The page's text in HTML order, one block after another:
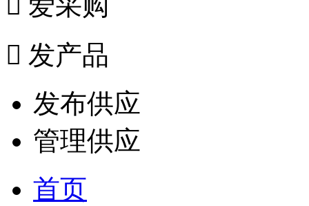
 发产品
发布供应
管理供应
首页